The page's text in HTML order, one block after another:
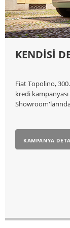
KENDİSİ
Fiat Topolino,
kredi
KAMPANYA